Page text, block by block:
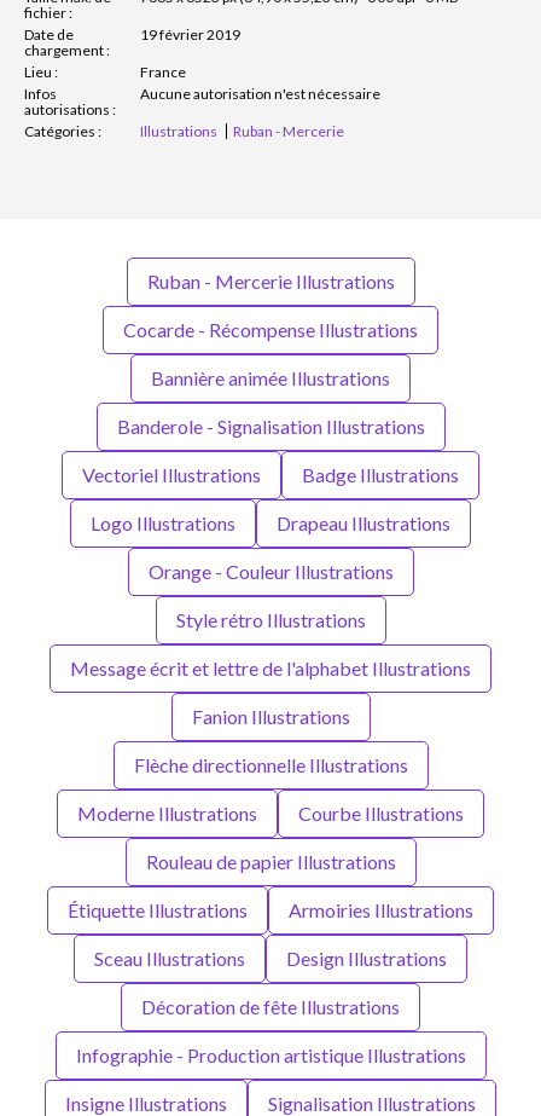
fichier :
Date de
chargement :
19 février 2019
Lieu :
France
Infos
autorisations :
Aucune autorisation n'est nécessaire
Catégories : Illustrations Ruban - Mercerie
Ruban - Mercerie Illustrations
Cocarde - Récompense Illustrations
Bannière animée Illustrations
Banderole - Signalisation Illustrations
Vectoriel Illustrations Badge Illustrations
Logo Illustrations Drapeau Illustrations
Orange - Couleur Illustrations
Style rétro Illustrations
Message écrit et lettre de l'alphabet Illustrations
Fanion Illustrations
Flèche directionnelle Illustrations
Moderne Illustrations Courbe Illustrations
Rouleau de papier Illustrations
Étiquette Illustrations Armoiries Illustrations
Sceau Illustrations Design Illustrations
Décoration de fête Illustrations
Infographie - Production artistique Illustrations
Insigne Illustrations Signalisation Illustrations